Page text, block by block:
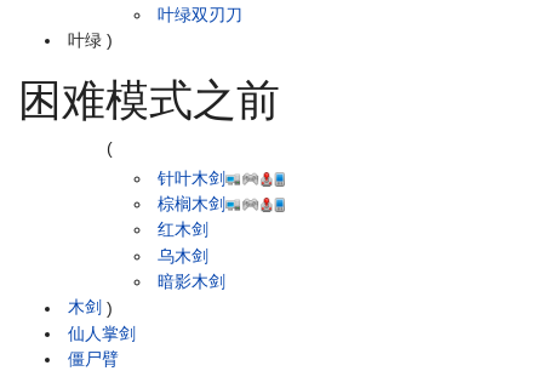
叶绿
叶绿双刃刀
)
困难模式之前
木剑
(
针叶木剑
棕榈木剑
红木剑
乌木剑
暗影木剑
)
仙人掌剑
僵尸臂